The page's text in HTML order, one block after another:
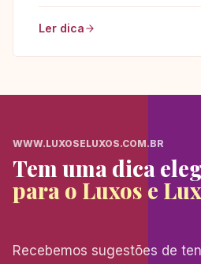
Ler dica
WWW.LUXOSELUXOS.COM.BR
Tem uma dica
para o Luxos e
Recebemos sugestões de